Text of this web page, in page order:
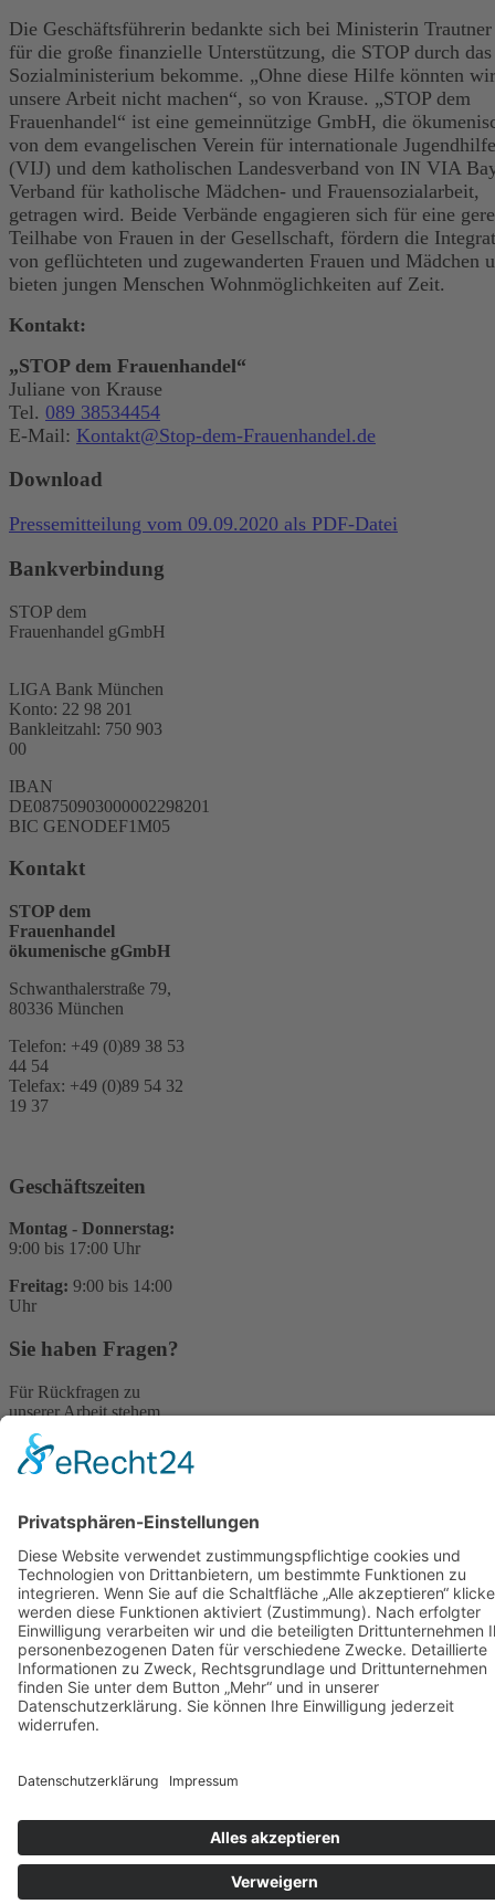
Die Geschäftsführerin bedankte sich bei Ministerin Trautner
für die große finanzielle Unterstützung, die STOP durch das
Sozialministerium bekomme. „Ohne diese Hilfe könnten wir
unsere Arbeit nicht machen“, so von Krause. „STOP dem
Frauenhandel“ ist eine gemeinnützige GmbH, die
von dem evangelischen Verein für internationale Jugendhilfe
(VIJ) und dem katholischen Landesverband von IN VIA
Verband für katholische Mädchen- und Frauensozialarbeit,
getragen wird. Beide Verbände engagieren sich für eine
Teilhabe von Frauen in der Gesellschaft, fördern die
von geflüchteten und zugewanderten Frauen und Mädchen
bieten jungen Menschen Wohnmöglichkeiten auf Zeit.
Kontakt:
„STOP dem Frauenhandel“
Juliane von Krause
Tel. 089 38534454
E-Mail: Kontakt@Stop-dem-Frauenhandel.de
Download
Pressemitteilung vom 09.09.2020 als PDF-Datei
Bankverbindung
STOP dem
Frauenhandel gGmbH
LIGA Bank München
Konto: 22 98 201
Bankleitzahl: 750 903
00
IBAN
DE08750903000002298201
BIC GENODEF1M05
Kontakt
STOP dem
Frauenhandel
ökumenische gGmbH
Schwanthalerstraße 79,
80336 München
Telefon: +49 (0)89 38 53
44 54
Telefax: +49 (0)89 54 32
19 37
Geschäftszeiten
Montag - Donnerstag:
9:00 bis 17:00 Uhr
Freitag: 9:00 bis 14:00
Uhr
Sie haben Fragen?
Für Rückfragen zu
unserer Arbeit stehem
wir Ihnen gerne zur
Verfügung.
kontakt@stop-dem-
frauenhandel.de
© 2024 Stop dem Frauenhandel gGmbH